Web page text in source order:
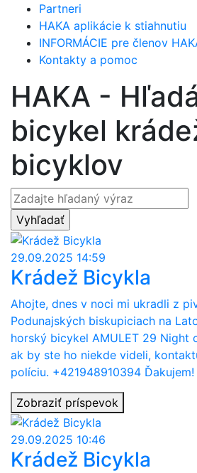
Partneri
HAKA aplikácie k stiahnutiu
INFORMÁCIE pre členov
Kontakty a pomoc
HAKA -
bicykel
bicyklov
29.09.2025 14:59
Krádež Bicykla
Ahojte, dnes v noci mi ukradli z
Podunajských biskupiciach na
horský bicykel AMULET 29 Night
ak by ste ho niekde videli,
políciu. +421948910394 Ďakujem!
Zobraziť príspevok
29.09.2025 10:46
Krádež Bicykla